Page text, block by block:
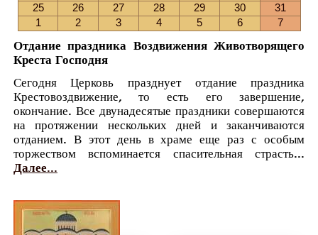
25
26 27 28 29 30
31
1
2 3 4 5 6 7
Отдание праздника Воздвижения Животворящего
Креста Господня
Сегодня Церковь празднует отдание праздника
Крестовоздвижение, то есть его завершение,
окончание. Все двунадесятые праздники совершаются
на протяжении нескольких дней и заканчиваются
отданием. В этот день в храме еще раз с особым
торжеством вспоминается спасительная страсть...
Далее...